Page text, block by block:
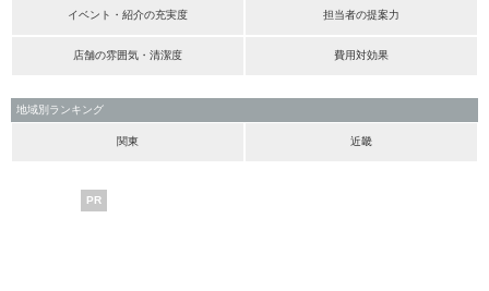
イベント・紹介の充実度 担当者の提案力
店舗の雰囲気・清潔度 費用対効果
地域別ランキング
関東 近畿
PR